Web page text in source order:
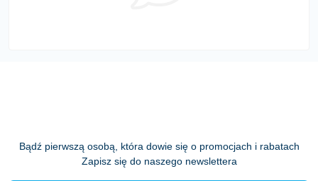
Bądź pierwszą osobą, która dowie się o promocjach i rabatach
Zapisz się do naszego newslettera